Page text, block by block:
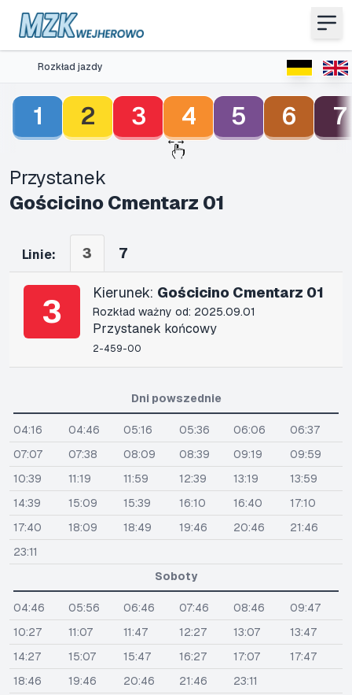
Rozkład jazdy
1 2 3 4 5 6 7
Przystanek
Gościcino Cmentarz 01
Linie: 3 7
3 Kierunek: Gościcino Cmentarz 01
Rozkład ważny od: 2025.09.01
Przystanek końcowy
2-459-00
Dni powszednie
04:16 04:46 05:16 05:36 06:06
06:37
07:07
07:38 08:09 08:39 09:19
09:59
10:39
11:19 11:59 12:39 13:19
13:59
14:39
15:09 15:39 16:10 16:40
17:10
17:40
18:09 18:49 19:46 20:46
21:46
23:11
Soboty
04:46 05:56 06:46 07:46 08:46
09:47
10:27
11:07 11:47 12:27 13:07
13:47
14:27
15:07 15:47 16:27 17:07
17:47
18:46
19:46 20:46 21:46
23:11